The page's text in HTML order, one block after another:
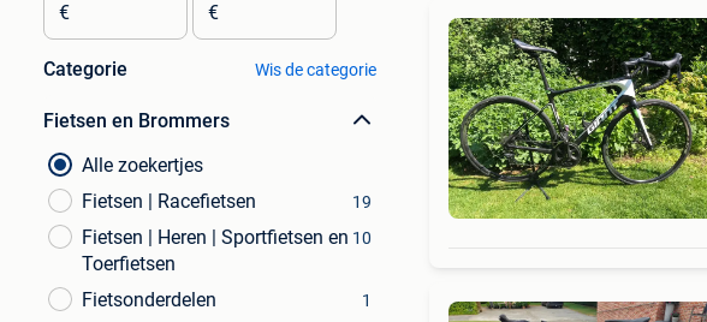
€ €
Categorie Wis de categorie
Fietsen en Brommers
Alle zoekertjes
Fietsen | Racefietsen
19
Fietsen | Heren | Sportfietsen en
Toerfietsen
10
Fietsonderdelen 1